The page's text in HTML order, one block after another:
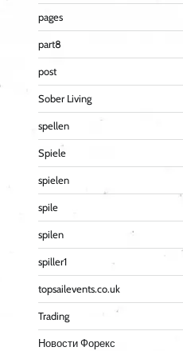
pages
part8
post
Sober Living
spellen
Spiele
spielen
spile
spilen
spiller1
topsailevents.co.uk
Trading
Новости Форекс